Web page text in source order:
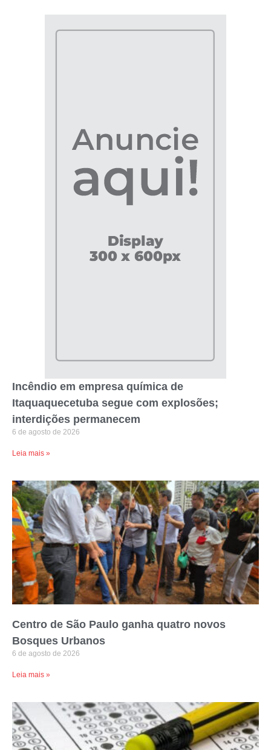
Incêndio em empresa química de
Itaquaquecetuba segue com explosões;
interdições permanecem
6 de agosto de 2026
Leia mais »
Centro de São Paulo ganha quatro novos
Bosques Urbanos
6 de agosto de 2026
Leia mais »